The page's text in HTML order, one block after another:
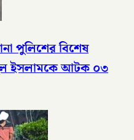
পুলিশের বিশেষ
ইসলামকে আটক ০৩